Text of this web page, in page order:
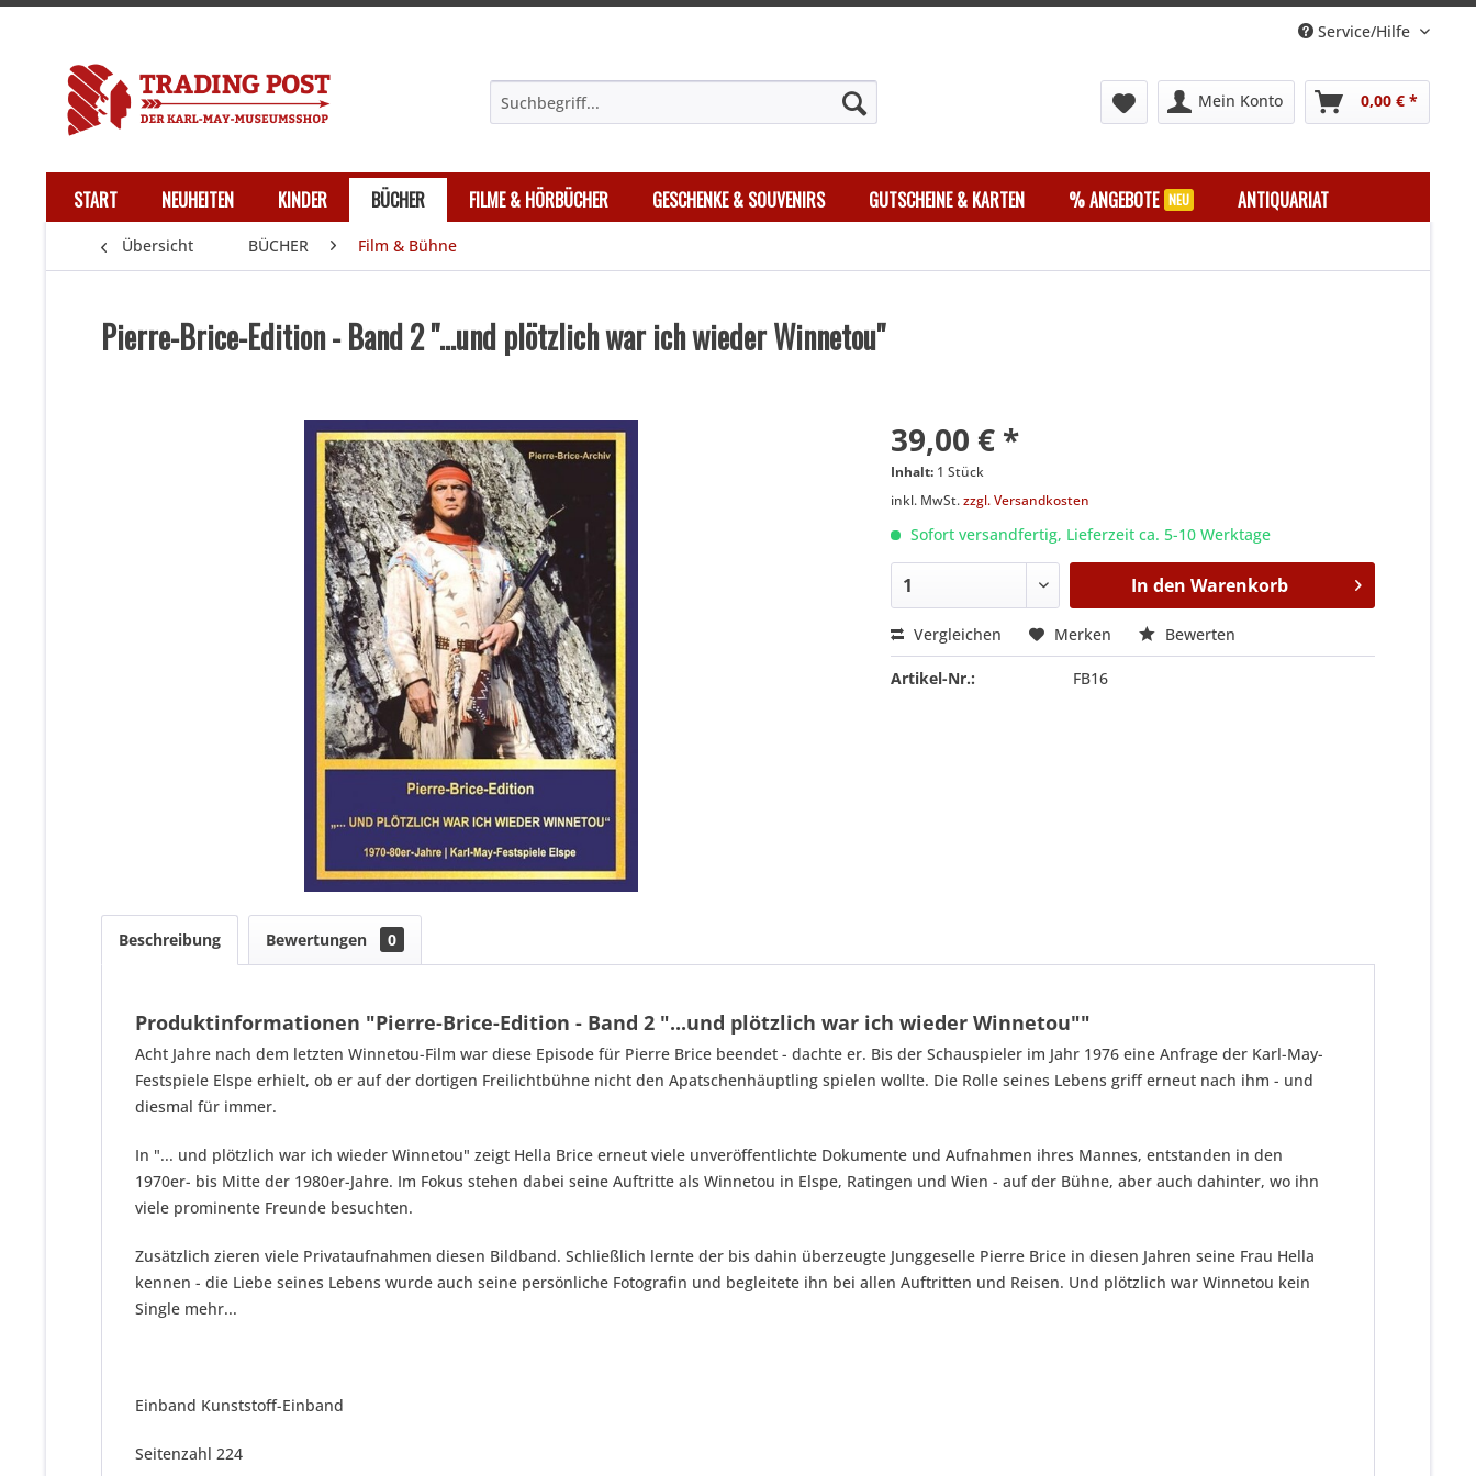
Service/Hilfe
Mein Konto 0,00 € *
START NEUHEITEN KINDER BÜCHER FILME & HÖRBÜCHER GESCHENKE & SOUVENIRS GUTSCHEINE & KARTEN % ANGEBOTE ANTIQUARIAT
Übersicht BÜCHER Film & Bühne
Pierre-Brice-Edition - Band 2 "...und plötzlich war ich wieder Winnetou"
39,00 € *
Inhalt: 1 Stück
inkl. MwSt.zzgl. Versandkosten
Sofort versandfertig, Lieferzeit ca. 5-10 Werktage
In den Warenkorb
Vergleichen Merken Bewerten
Artikel-Nr.: FB16
Beschreibung Bewertungen 0
Produktinformationen "Pierre-Brice-Edition - Band 2 "...und plötzlich war ich wieder Winnetou""
Acht Jahre nach dem letzten Winnetou-Film war diese Episode für Pierre Brice beendet - dachte er. Bis der Schauspieler im Jahr 1976 eine Anfrage der Karl-May-
Festspiele Elspe erhielt, ob er auf der dortigen Freilichtbühne nicht den Apatschenhäuptling spielen wollte. Die Rolle seines Lebens griff erneut nach ihm - und
diesmal für immer.
In "... und plötzlich war ich wieder Winnetou" zeigt Hella Brice erneut viele unveröffentlichte Dokumente und Aufnahmen ihres Mannes, entstanden in den
1970er- bis Mitte der 1980er-Jahre. Im Fokus stehen dabei seine Auftritte als Winnetou in Elspe, Ratingen und Wien - auf der Bühne, aber auch dahinter, wo ihn
viele prominente Freunde besuchten.
Zusätzlich zieren viele Privataufnahmen diesen Bildband. Schließlich lernte der bis dahin überzeugte Junggeselle Pierre Brice in diesen Jahren seine Frau Hella
kennen - die Liebe seines Lebens wurde auch seine persönliche Fotografin und begleitete ihn bei allen Auftritten und Reisen. Und plötzlich war Winnetou kein
Single mehr...
Einband Kunststoff-Einband
Seitenzahl 224